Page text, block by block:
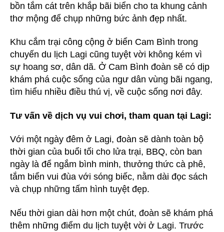
bồn tắm cát trên khắp bãi biển cho ta khung cảnh
thơ mộng để chụp những bức ảnh đẹp nhất.
Khu cắm trại công cộng ở biển Cam Bình trong
chuyến du lịch Lagi cũng tuyệt vời không kém vì
sự hoang sơ, dân dã. Ở Cam Bình đoàn sẽ có dịp
khám phá cuộc sống của ngư dân vùng bãi ngang,
tìm hiểu nhiều điều thú vị, về cuộc sống nơi đây.
Tư vấn về dịch vụ vui chơi, tham quan tại Lagi:
Với một ngày đêm ở Lagi, đoàn sẽ dành toàn bộ
thời gian của buổi tối cho lửa trại, BBQ, còn ban
ngày là để ngắm bình minh, thưởng thức cà phê,
tắm biển vui đùa với sóng biếc, nằm dài đọc sách
và chụp những tấm hình tuyệt đẹp.
Nếu thời gian dài hơn một chút, đoàn sẽ khám phá
thêm những điểm du lịch tuyệt vời ở Lagi. Trước